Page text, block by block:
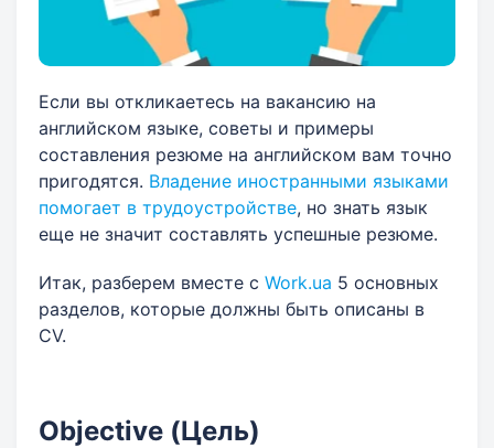
Если вы откликаетесь на вакансию на
английском языке, советы и примеры
составления резюме на английском вам точно
пригодятся. Владение иностранными языками
помогает в трудоустройстве, но знать язык
еще не значит составлять успешные резюме.
Итак, разберем вместе с Work.ua 5 основных
разделов, которые должны быть описаны в
CV.
Objective (Цель)